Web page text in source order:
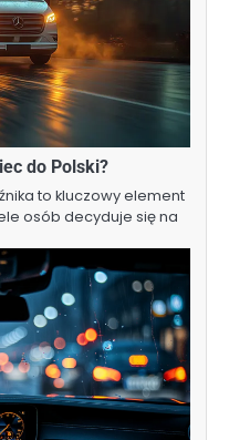
do Polski?
to kluczowy element
osób decyduje się na